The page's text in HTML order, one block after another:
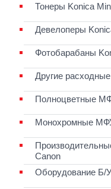
Тонеры Konica
Девелоперы
Фотобарабаны
Другие
Полноцветные
Монохромные
Canon
Оборудование Б/